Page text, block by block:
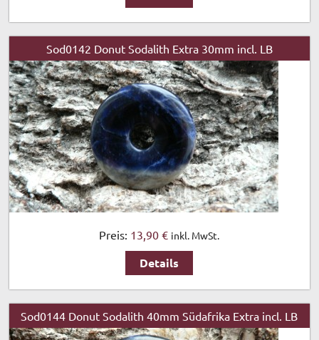
Sod0142 Donut Sodalith Extra 30mm incl. LB
Preis: 13,90 € inkl. MwSt.
Details
Sod0144 Donut Sodalith 40mm Südafrika Extra incl. LB